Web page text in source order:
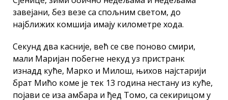
завејани, без везе са спољним светом, до
најближих комшија имају километре хода.
Секунд два касније, већ се све поново смири,
мали Маријан побегне некуд уз пристранк
изнадд куће, Марко и Милош, њихов најстарији
брат Мићо коме је тек 13 година нестану из куће,
појави се иза амбара и ђед Томо, са секирицом у